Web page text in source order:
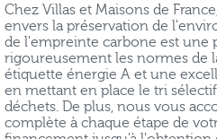
Chez Villas et Maisons de
envers la préservation de
de l'empreinte carbone est une
rigoureusement les normes de
étiquette énergie A et une
en mettant en place le tri
déchets. De plus, nous vous
complète à chaque étape de